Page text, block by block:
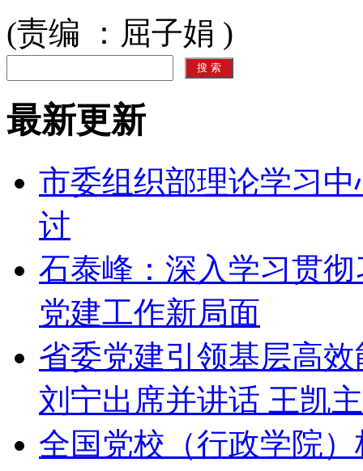
(责编 ：屈子娟 )
最新更新
市委组织部理论学习
讨
石泰峰：深入学习贯
党建工作新局面
省委党建引领基层高
刘宁出席并讲话 王凯
全国党校（行政学院